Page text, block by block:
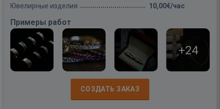
Ювелирные изделия 10,00€/час
Примеры работ
+24
СОЗДАТЬ ЗАКАЗ